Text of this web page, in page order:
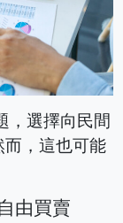
，選擇向民間
，這也可能
由買賣